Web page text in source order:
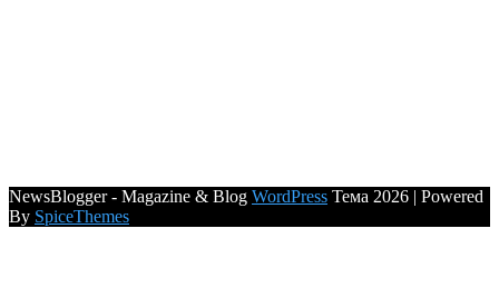
NewsBlogger - Magazine & Blog WordPress Тема 2026 | Powered
By SpiceThemes